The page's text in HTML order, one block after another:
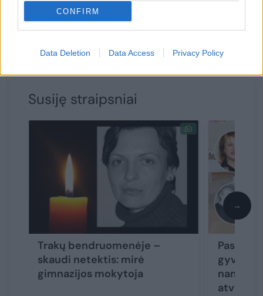
CONFIRM
Data Deletion Data Access Privacy Policy
Alytaus „Volungės“ progimnazija pranešė apie
mokytojos mirtį jautriomis poezijos eilutėmis.
Susiję straipsniai
Trakų bendruomenėje –
skaudi netektis: mirė
gimnazijos mokytoja
namus
atvirai
→